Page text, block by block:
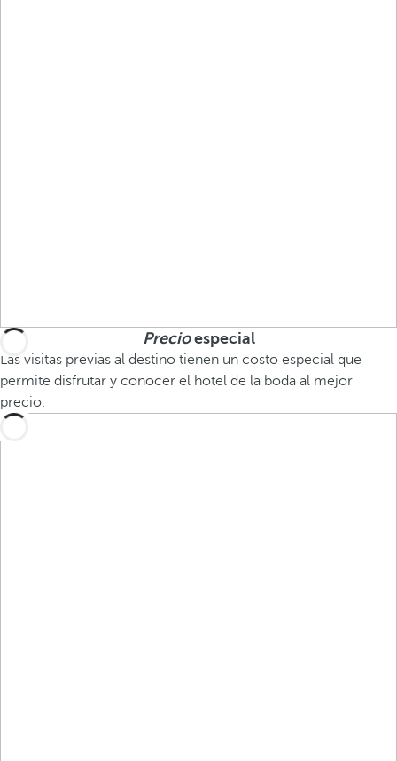
Precioespecial
Las visitas previas al destino tienen un costo especial que
permite disfrutar y conocer el hotel de la boda al mejor
precio.